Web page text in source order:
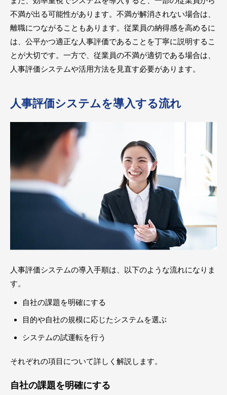
不満が出る可能性があります。不満が解消されない場合は、
離職につながることもあります。従業員の納得感を高めるに
は、公平かつ適正な人事評価であることを丁寧に説明するこ
とが大切です。一方で、従業員の不満が適切である場合は、
人事評価システムや活用方法を見直す必要があります。
人事評価システムを導入する流れ
人事評価システムの導入手順は、以下のような流れになりま
す。
自社の課題を明確にする
目的や自社の規模に応じたシステムを選ぶ
システムの試運転を行う
それぞれの項目について詳しく解説します。
自社の課題を明確にする